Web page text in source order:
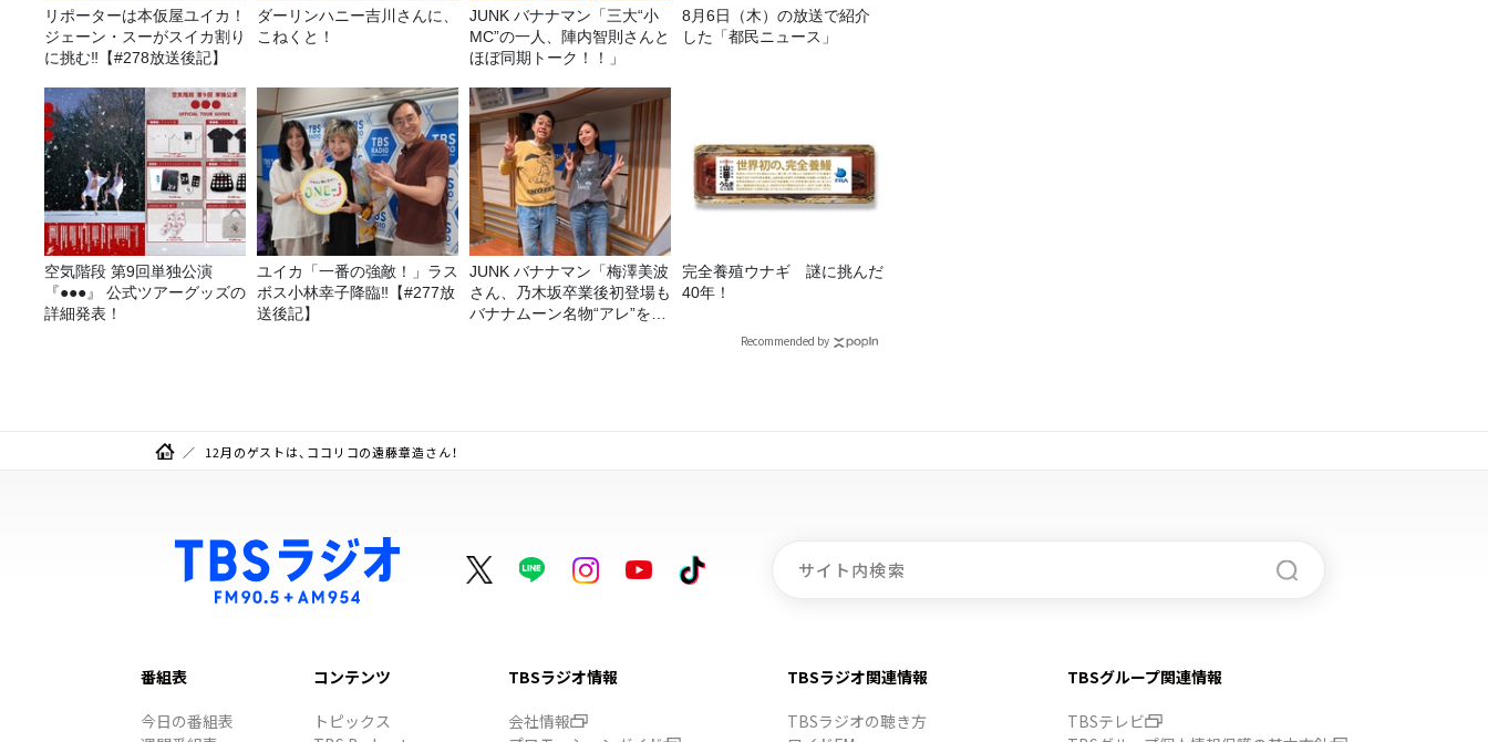
リポーターは本仮屋ユイカ！
ジェーン・スーがスイカ割り
に挑む‼【#278放送後記】
ダーリンハニー吉川さんに、
こねくと！
JUNK バナナマン「三大“小
MC”の一人、陣内智則さんと
ほぼ同期トーク！！」
8月6日（木）の放送で紹介
した「都民ニュース」
空気階段 第9回単独公演
『●●●』 公式ツアーグッズの
詳細発表！
ユイカ「一番の強敵！」ラス
ボス小林幸子降臨‼【#277放
送後記】
JUNK バナナマン「梅澤美波
さん、乃木坂卒業後初登場も
バナナムーン名物“アレ”を喰
完全養殖ウナギ 謎に挑んだ
40年！
Recommended by
12月のゲストは、ココリコの遠藤章造さん！
番組表
今日の番組表
コンテンツ
トピックス
TBSラジオ情報
会社情報
TBSラジオ関連情報
TBSラジオの聴き方
TBSグループ関連情報
TBSテレビ